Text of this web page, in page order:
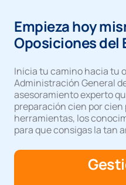
Empieza hoy
Oposiciones del
Inicia tu camino hacia tu
Administración General
asesoramiento experto
preparación cien por
herramientas, los
para que consigas la tan